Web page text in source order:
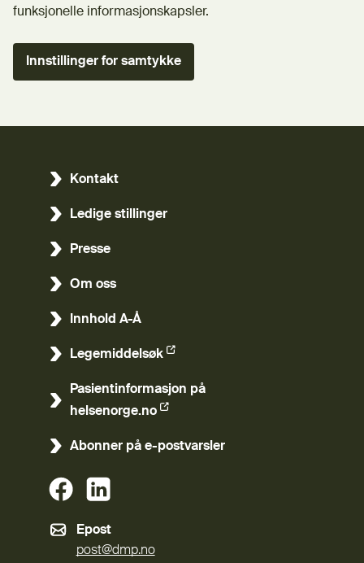
funksjonelle informasjonskapsler.
Innstillinger for samtykke
Kontakt
Ledige stillinger
Presse
Om oss
Innhold A-Å
Legemiddelsøk
(Ekstern lenke)
Pasientinformasjon på
helsenorge.no
(Ekstern lenke)
Abonner på e-postvarsler
(Ekstern lenke)
Epost
post@dmp.no